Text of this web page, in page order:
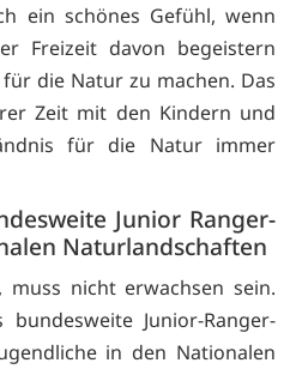
ein schönes Gefühl, wenn
Freizeit davon begeistern
die Natur zu machen. Das
Zeit mit den Kindern und
für die Natur immer
Junior Ranger-
Naturlandschaften
nicht erwachsen sein.
Junior-Ranger-
in den Nationalen